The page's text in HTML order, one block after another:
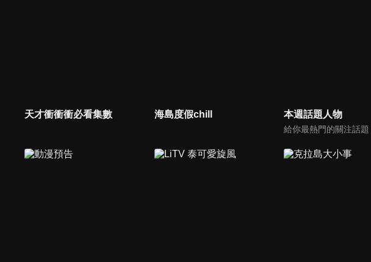
天才衝衝衝必看集數 海島度假chill 本週話題人物
給你最熱門的關注話題